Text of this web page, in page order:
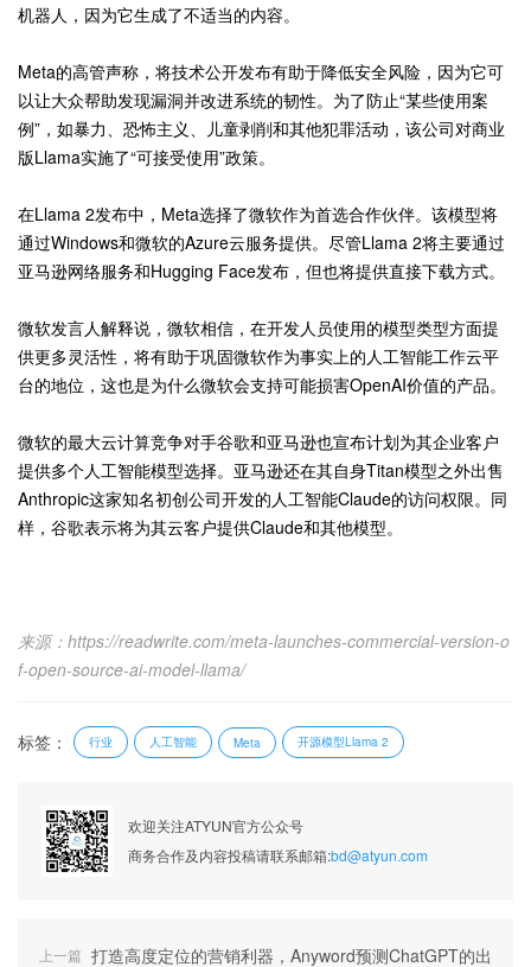
机器人，因为它生成了不适当的内容。
Meta的高管声称，将技术公开发布有助于降低安全风险，因为它可
以让大众帮助发现漏洞并改进系统的韧性。为了防止“某些使用案
例”，如暴力、恐怖主义、儿童剥削和其他犯罪活动，该公司对商业
版Llama实施了“可接受使用”政策。
在Llama 2发布中，Meta选择了微软作为首选合作伙伴。该模型将
通过Windows和微软的Azure云服务提供。尽管Llama 2将主要通过
亚马逊网络服务和Hugging Face发布，但也将提供直接下载方式。
微软发言人解释说，微软相信，在开发人员使用的模型类型方面提
供更多灵活性，将有助于巩固微软作为事实上的人工智能工作云平
台的地位，这也是为什么微软会支持可能损害OpenAI价值的产品。
微软的最大云计算竞争对手谷歌和亚马逊也宣布计划为其企业客户
提供多个人工智能模型选择。亚马逊还在其自身Titan模型之外出售
Anthropic这家知名初创公司开发的人工智能Claude的访问权限。同
样，谷歌表示将为其云客户提供Claude和其他模型。
来源：https://readwrite.com/meta-launches-commercial-version-o
f-open-source-ai-model-llama/
标签： 行业 人工智能 Meta 开源模型Llama 2
欢迎关注ATYUN官方公众号
商务合作及内容投稿请联系邮箱:bd@atyun.com
上一篇 打造高度定位的营销利器，Anyword预测ChatGPT的出